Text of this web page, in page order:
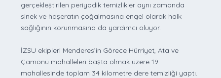
gerçekleştirilen periyodik temizlikler aynı zamanda
sinek ve haşeratın çoğalmasına engel olarak halk
sağlığının korunmasına da yardımcı oluyor.
İZSU ekipleri Menderes’in Görece Hürriyet, Ata ve
Çamönü mahalleleri başta olmak üzere 19
mahallesinde toplam 34 kilometre dere temizliği yaptı.